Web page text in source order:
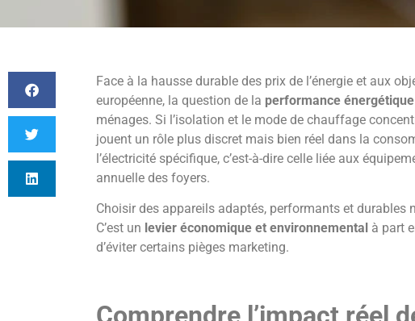
Face à la hausse durable des prix de l’énergie et aux
européenne, la question de la performance
ménages. Si l’isolation et le mode de chauffage
jouent un rôle plus discret mais bien réel dans la
l’électricité spécifique, c’est-à-dire celle liée aux
annuelle des foyers.
Choisir des appareils adaptés, performants et
C’est un levier économique et environnemental à part
d’éviter certains pièges marketing.